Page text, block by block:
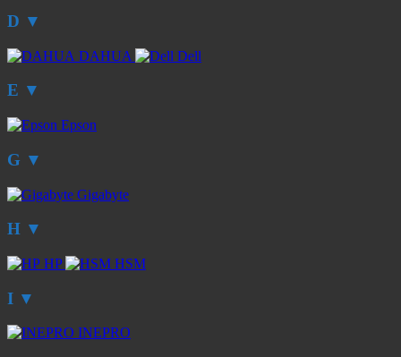
D ▼
DAHUA Dell
E ▼
Epson
G ▼
Gigabyte
H ▼
HP HSM
I ▼
INEPRO